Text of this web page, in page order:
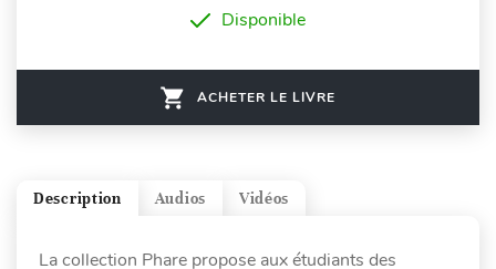
Disponible
ACHETER LE LIVRE
Vidéos
Audios
Description
La collection Phare propose aux étudiants des